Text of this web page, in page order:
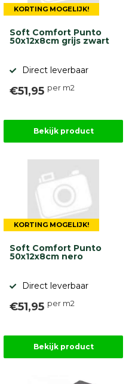
KORTING MOGELIJK!
Soft Comfort Punto
50x12x8cm grijs zwart
Direct leverbaar
€51,95 per m2
Bekijk product
KORTING MOGELIJK!
Soft Comfort Punto
50x12x8cm nero
Direct leverbaar
€51,95 per m2
Bekijk product